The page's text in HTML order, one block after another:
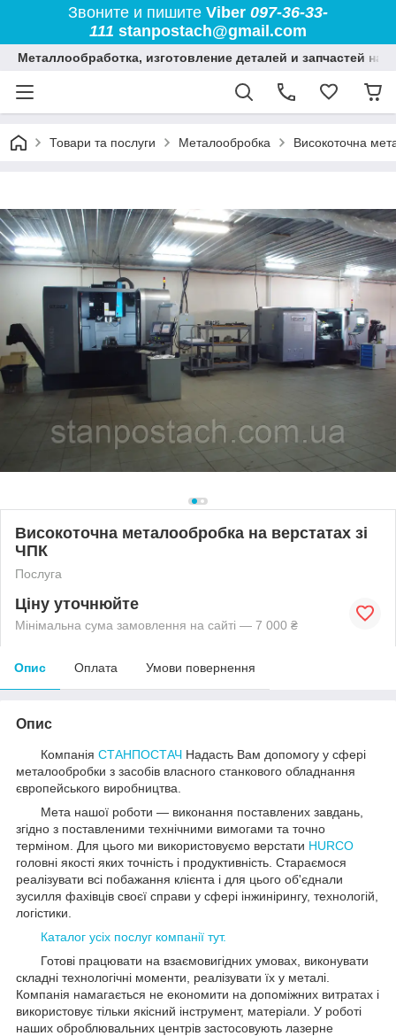
Звоните и пишите Viber 097-36-33-
111 stanpostach@gmail.com
Металлообработка, изготовление деталей и запчастей на
Товари та послуги Металообробка Високоточна
Високоточна металообробка на верстатах зі
ЧПК
Послуга
Ціну уточнюйте
Мінімальна сума замовлення на сайті — 7 000 ₴
Опис Оплата Умови повернення
Опис
Компанія СТАНПОСТАЧ Надасть Вам допомогу у сфері
металообробки з засобів власного станкового обладнання
європейського виробництва.
Мета нашої роботи — виконання поставлених завдань,
згідно з поставленими технічними вимогами та точно
терміном. Для цього ми використовуємо верстати HURCO
головні якості яких точність і продуктивність. Стараємося
реалізувати всі побажання клієнта і для цього об'єднали
зусилля фахівців своєї справи у сфері інжинірингу, технологій,
логістики.
Каталог усіх послуг компанії тут.
Готові працювати на взаємовигідних умовах, виконувати
складні технологічні моменти, реалізувати їх у металі.
Компанія намагається не економити на допоміжних витратах і
використовує тільки якісний інструмент, матеріали. У роботі
наших оброблювальних центрів застосовують лазерне